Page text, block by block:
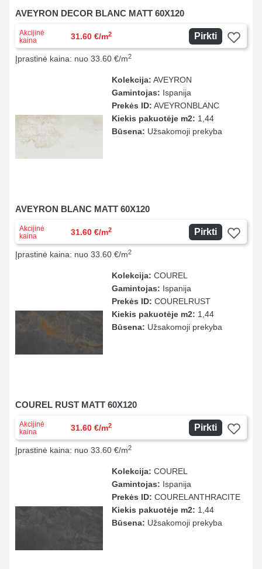
AVEYRON DECOR BLANC MATT 60X120
Akcijinė
kaina
31.60 €/m2 Pirkti
Įprastinė kaina: nuo 33.60 €/m2
Kolekcija: AVEYRON
Gamintojas: Ispanija
Prekės ID: AVEYRONBLANC
Kiekis pakuotėje m2: 1,44
Būsena: Užsakomoji prekyba
AVEYRON BLANC MATT 60X120
Akcijinė
kaina
31.60 €/m2 Pirkti
Įprastinė kaina: nuo 33.60 €/m2
Kolekcija: COUREL
Gamintojas: Ispanija
Prekės ID: COURELRUST
Kiekis pakuotėje m2: 1,44
Būsena: Užsakomoji prekyba
COUREL RUST MATT 60X120
Akcijinė
kaina
31.60 €/m2 Pirkti
Įprastinė kaina: nuo 33.60 €/m2
Kolekcija: COUREL
Gamintojas: Ispanija
Prekės ID: COURELANTHRACITE
Kiekis pakuotėje m2: 1,44
Būsena: Užsakomoji prekyba